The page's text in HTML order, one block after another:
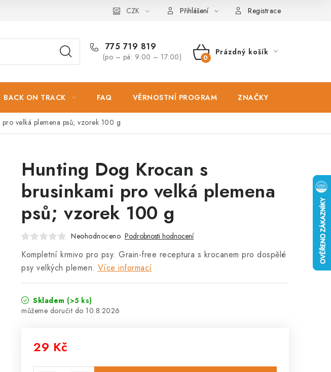
Podmínky ochrany osobních údajů Zásady použivání souboru cookies
CZK Přihlášení Registrace
775 719 819
(po – pá: 9:00 – 17:00)
NÁKUPNÍ
Prázdný košík
BACK ON TRACK FAQ VĚRNOSTNÍ PROGRAM ZNAČKY
velká plemena psů; vzorek 100 g
Hunting Dog Krocan s
brusinkami pro velká plemena
psů; vzorek 100 g
Neohodnoceno Podrobnosti hodnocení
Kompletní krmivo pro psy. Grain-free receptura s krocanem pro dospělé
psy velkých plemen. Více informací
Skladem (>5 ks)
10.8.2026
29 Kč